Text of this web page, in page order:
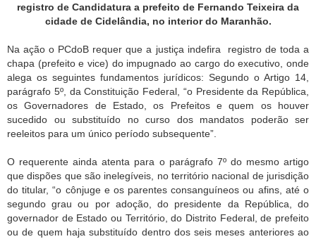
registro de Candidatura a prefeito de Fernando Teixeira da
cidade de Cidelândia, no interior do Maranhão.
Na ação o PCdoB requer que a justiça indefira
registro de toda a
chapa (prefeito e vice) do impugnado ao cargo do executivo, onde
alega os seguintes fundamentos jurídicos: Segundo o Artigo 14,
parágrafo 5º, da Constituição Federal, “o Presidente da República,
os Governadores de Estado, os Prefeitos e quem os houver
sucedido ou substituído no curso dos mandatos poderão ser
reeleitos para um único período subsequente”.
O requerente ainda atenta para o parágrafo 7º do mesmo artigo
que dispões que são inelegíveis, no território nacional de jurisdição
do titular, “o cônjuge e os parentes consanguíneos ou afins, até o
segundo grau ou por adoção, do presidente da República, do
governador de Estado ou Território, do Distrito Federal, de prefeito
ou de quem haja substituído dentro dos seis meses anteriores ao